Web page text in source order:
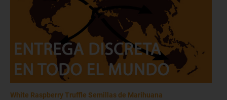
White Raspberry Truffle Semillas de Marihuana